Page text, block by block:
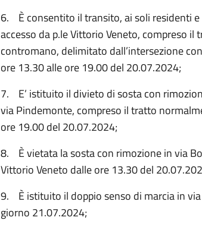
6. È consentito il transito, ai soli residenti
accesso da p.le Vittorio Veneto, compreso
contromano, delimitato dall’intersezione
ore 13.30 alle ore 19.00 del 20.07.2024;
7. E’ istituito il divieto di sosta con
via Pindemonte, compreso il tratto
ore 19.00 del 20.07.2024;
8. È vietata la sosta con rimozione in via
Vittorio Veneto dalle ore 13.30 del
9. È istituito il doppio senso di marcia in
giorno 21.07.2024;